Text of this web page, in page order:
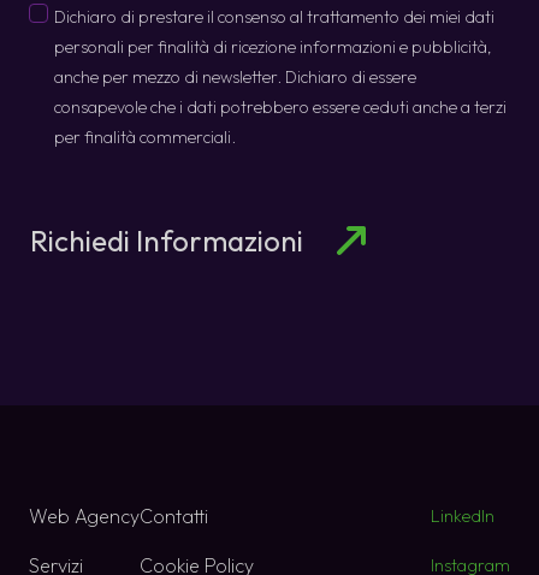
Promo
Dichiaro di prestare il consenso al trattamento dei miei dati
personali per finalità di ricezione informazioni e pubblicità,
anche per mezzo di newsletter. Dichiaro di essere
consapevole che i dati potrebbero essere ceduti anche a terzi
per finalità commerciali.
Richiedi Informazioni
Web Agency
Servizi
Contatti
Cookie Policy
LinkedIn
Instagram